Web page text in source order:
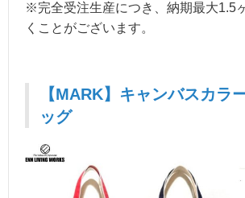
※完全受注生産につき、納期最大1.5
くことがございます。
【MARK】キャンバスカラ
ッグ